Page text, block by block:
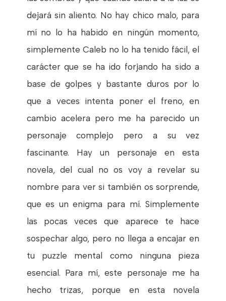
dejará sin aliento. No hay chico malo, para
mí no lo ha habido en ningún momento,
simplemente Caleb no lo ha tenido fácil, el
carácter que se ha ido forjando ha sido a
base de golpes y bastante duros por lo
que a veces intenta poner el freno, en
cambio acelera pero me ha parecido un
personaje complejo pero a su vez
fascinante. Hay un personaje en esta
novela, del cual no os voy a revelar su
nombre para ver si también os sorprende,
que es un enigma para mí. Simplemente
las pocas veces que aparece te hace
sospechar algo, pero no llega a encajar en
tu puzzle mental como ninguna pieza
esencial. Para mí, este personaje me ha
hecho trizas, porque en esta novela